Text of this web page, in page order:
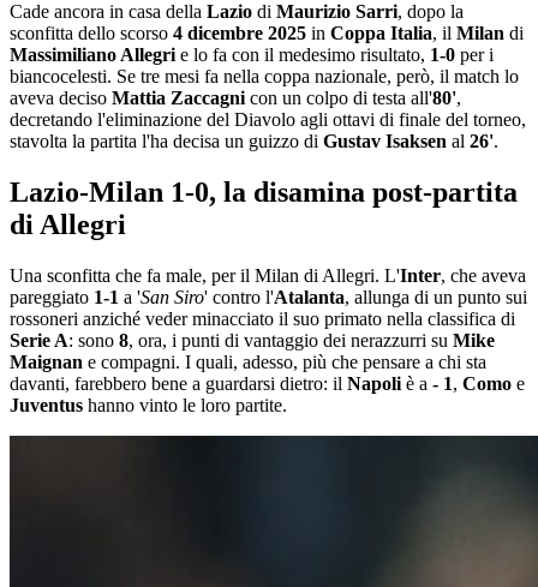
Cade ancora in casa della Lazio di Maurizio Sarri, dopo la
sconfitta dello scorso 4 dicembre 2025 in Coppa Italia, il Milan di
Massimiliano Allegri e lo fa con il medesimo risultato, 1-0 per i
biancocelesti. Se tre mesi fa nella coppa nazionale, però, il match lo
aveva deciso Mattia Zaccagni con un colpo di testa all'80',
decretando l'eliminazione del Diavolo agli ottavi di finale del torneo,
stavolta la partita l'ha decisa un guizzo di Gustav Isaksen al 26'.
Lazio-Milan 1-0, la disamina post-partita
di Allegri
Una sconfitta che fa male, per il Milan di Allegri. L'Inter, che aveva
pareggiato 1-1 a 'San Siro' contro l'Atalanta, allunga di un punto sui
rossoneri anziché veder minacciato il suo primato nella classifica di
Serie A: sono 8, ora, i punti di vantaggio dei nerazzurri su Mike
Maignan e compagni. I quali, adesso, più che pensare a chi sta
davanti, farebbero bene a guardarsi dietro: il Napoli è a - 1, Como e
Juventus hanno vinto le loro partite.